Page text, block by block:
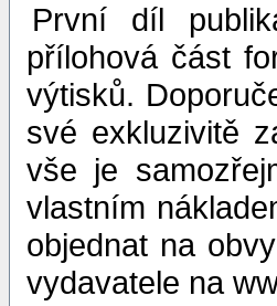
První díl
přílohová část
výtisků.
své exkluzivitě
vše je
vlastním
objednat na
vydavatele na